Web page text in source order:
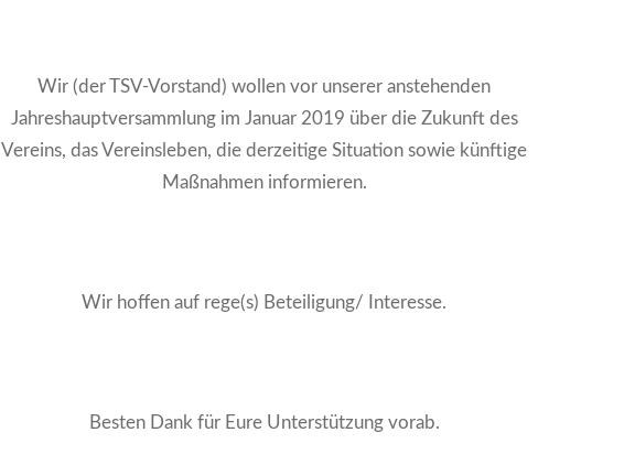
Wir (der TSV-Vorstand) wollen vor unserer anstehenden
Jahreshauptversammlung im Januar 2019 über die Zukunft des
Vereins, das Vereinsleben, die derzeitige Situation sowie künftige
Maßnahmen informieren.
Wir hoffen auf rege(s) Beteiligung/ Interesse.
Besten Dank für Eure Unterstützung vorab.